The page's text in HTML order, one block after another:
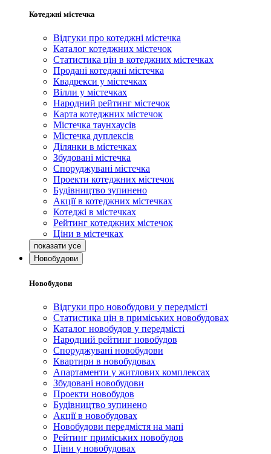
Котеджні містечка
Відгуки про котеджні містечка
Каталог котеджних містечок
Статистика цін в котеджних містечках
Продані котеджні містечка
Квадрекси у містечках
Вілли у містечках
Народний рейтинг містечок
Карта котеджних містечок
Містечка таунхаусів
Містечка дуплексів
Ділянки в містечках
Збудовані містечка
Споруджувані містечка
Проекти котеджних містечок
Будівництво зупинено
Акції в котеджних містечках
Котеджі в містечках
Рейтинг котеджних містечок
Ціни в містечках
Новобудови
Новобудови
Відгуки про новобудови у передмісті
Статистика цін в приміських новобудовах
Каталог новобудов у передмісті
Народний рейтинг новобудов
Споруджувані новобудови
Квартири в новобудовах
Апартаменти у житлових комплексах
Збудовані новобудови
Проекти новобудов
Будівництво зупинено
Акції в новобудовах
Новобудови передмістя на мапі
Рейтинг приміських новобудов
Ціни у новобудовах